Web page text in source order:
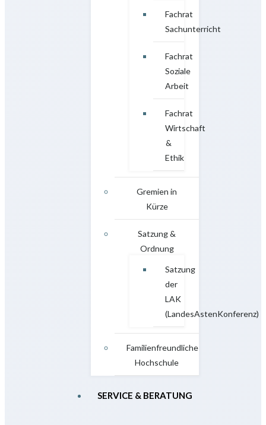
Fachrat
Sachunterricht
Fachrat
Soziale
Arbeit
Fachrat
Wirtschaft
&
Ethik
Gremien in
Kürze
Satzung &
Ordnung
Satzung
der
LAK
(LandesAstenKonferenz)
Familienfreundliche
Hochschule
SERVICE & BERATUNG